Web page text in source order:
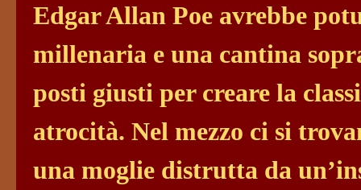
Edgar Allan Poe avrebbe
millenaria e una cantina
posti giusti per creare la
atrocità. Nel mezzo ci si
una moglie distrutta da